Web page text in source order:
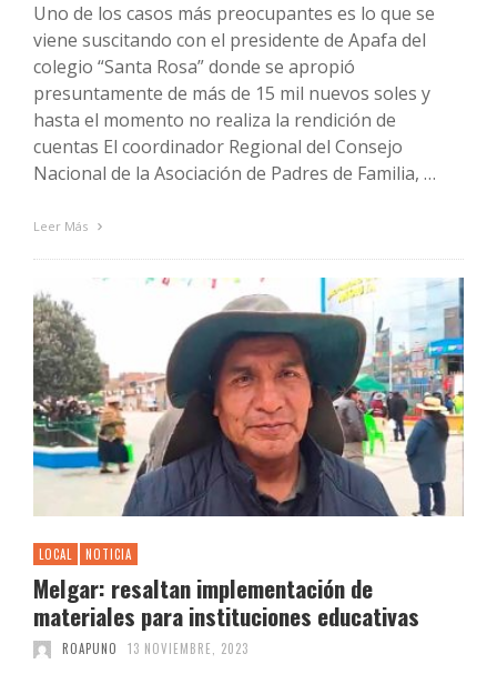
Uno de los casos más preocupantes es lo que se
viene suscitando con el presidente de Apafa del
colegio “Santa Rosa” donde se apropió
presuntamente de más de 15 mil nuevos soles y
hasta el momento no realiza la rendición de
cuentas El coordinador Regional del Consejo
Nacional de la Asociación de Padres de Familia, …
Leer Más
LOCAL NOTICIA
Melgar: resaltan implementación de
materiales para instituciones educativas
ROAPUNO 13 NOVIEMBRE, 2023